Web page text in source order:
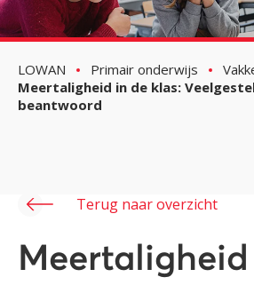
LOWAN Primair onderwijs
Meertaligheid in de klas:
beantwoord
Terug naar overzicht